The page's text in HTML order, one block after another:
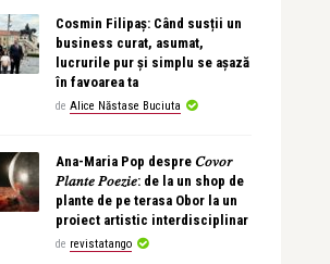
Cosmin Filipaș: Când susții un
business curat, asumat,
lucrurile pur și simplu se așază
în favoarea ta
de Alice Năstase Buciuta
Ana-Maria Pop despre 𝐶𝑜𝑣𝑜𝑟
𝑃𝑙𝑎𝑛𝑡𝑒 𝑃𝑜𝑒𝑧𝑖𝑒: de la un shop de
plante de pe terasa Obor la un
proiect artistic interdisciplinar
de revistatango